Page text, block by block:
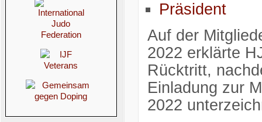
Präsident
Auf der
2022 erklärte
Rücktritt,
Einladung zur
2022